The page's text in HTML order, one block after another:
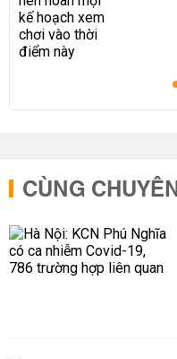
CÙNG